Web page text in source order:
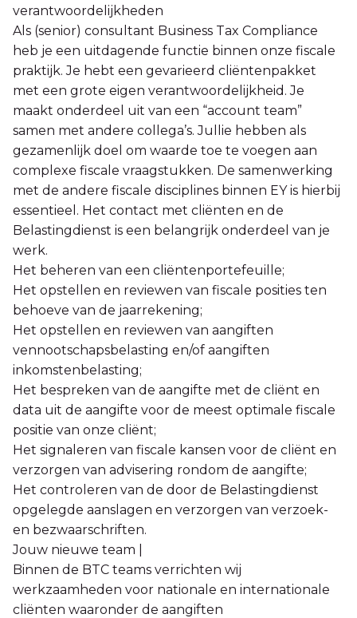
verantwoordelijkheden
Als (senior) consultant Business Tax Compliance
heb je een uitdagende functie binnen onze fiscale
praktijk. Je hebt een gevarieerd cliëntenpakket
met een grote eigen verantwoordelijkheid. Je
maakt onderdeel uit van een “account team”
samen met andere collega’s. Jullie hebben als
gezamenlijk doel om waarde toe te voegen aan
complexe fiscale vraagstukken. De samenwerking
met de andere fiscale disciplines binnen EY is hierbij
essentieel. Het contact met cliënten en de
Belastingdienst is een belangrijk onderdeel van je
werk.
Het beheren van een cliëntenportefeuille;
Het opstellen en reviewen van fiscale posities ten
behoeve van de jaarrekening;
Het opstellen en reviewen van aangiften
vennootschapsbelasting en/of aangiften
inkomstenbelasting;
Het bespreken van de aangifte met de cliënt en
data uit de aangifte voor de meest optimale fiscale
positie van onze cliënt;
Het signaleren van fiscale kansen voor de cliënt en
verzorgen van advisering rondom de aangifte;
Het controleren van de door de Belastingdienst
opgelegde aanslagen en verzorgen van verzoek-
en bezwaarschriften.
Jouw nieuwe team |
Binnen de BTC teams verrichten wij
werkzaamheden voor nationale en internationale
cliënten waaronder de aangiften